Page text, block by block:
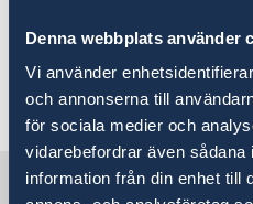
Denna webbplats använder
Vi använder
och annonserna till
för sociala medier och
vidarebefordrar även sådana
information från din enhet till
Reseinformation
Ambassaden
Aktuella händelser
Allmänna säkerhetsläget
Terrorism
Naturförhållanden och
Information om
Senast uppdaterad 14 apr.
Sverige i